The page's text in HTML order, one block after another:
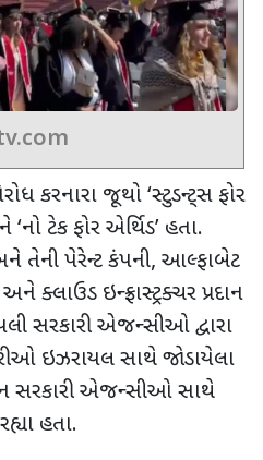
કરનારા જૂથો‘સ્ટુડન્ટ્સ ફોર
‘નો ટેક ફોર એર્થિડ’ હતા.
પેરેન્ટ કંપની, આલ્ફાબેટ
ક્લાઉડ ઇન્ફ્રાસ્ટ્રક્ચર પ્રદાન
સરકારી એજન્સીઓ દ્વારા
ઇઝરાયલ સાથે જોડાયેલા
સરકારી એજન્સીઓ સાથે
હતા.